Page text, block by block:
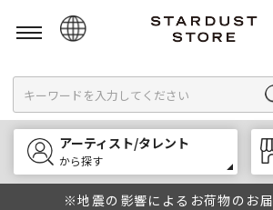
English
한국어
中文
アーティスト/タレント
から探す
※地震の影響によるお荷物のお